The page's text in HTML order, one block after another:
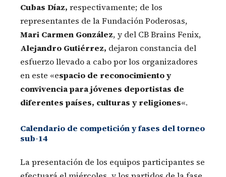
Cubas Díaz, respectivamente; de los
representantes de la Fundación Poderosas,
Mari Carmen González, y del CB Brains Fenix,
Alejandro Gutiérrez, dejaron constancia del
esfuerzo llevado a cabo por los organizadores
en este «espacio de reconocimiento y
convivencia para jóvenes deportistas de
diferentes países, culturas y religiones«.
Calendario de competición y fases del torneo
sub-14
La presentación de los equipos participantes se